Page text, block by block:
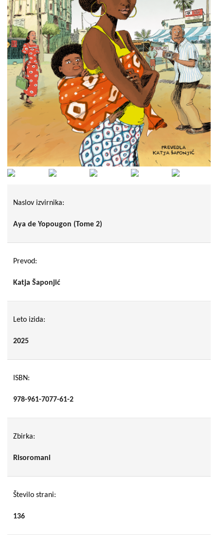
Naslov izvirnika:
Aya de Yopougon (Tome 2)
Prevod:
Katja Šaponjić
Leto izida:
2025
ISBN:
978-961-7077-61-2
Zbirka:
Risoromani
Število strani:
136